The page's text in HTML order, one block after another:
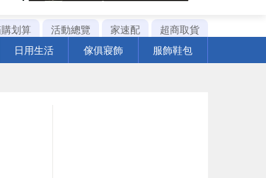
划算 活動總覽 家速配
超商取貨
日用生活 傢俱寢飾 服飾鞋包